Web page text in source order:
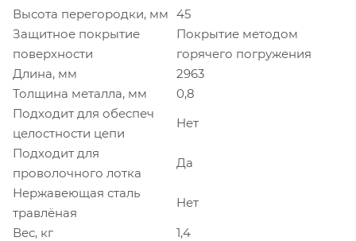
Высота перегородки, мм 45
Защитное покрытие
поверхности
Покрытие методом
горячего погружения
Длина, мм
2963
Толщина металла, мм
0,8
Подходит для обеспеч
целостности цепи
Нет
Подходит для
проволочного лотка
Да
Нержавеющая сталь
травлёная
Нет
Вес, кг
1,4